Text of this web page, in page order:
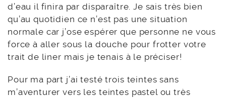
d’eau il finira par disparaître. Je sais très bien
qu’au quotidien ce n’est pas une situation
normale car j’ose espérer que personne ne vous
force à aller sous la douche pour frotter votre
trait de liner mais je tenais à le préciser!
Pour ma part j’ai testé trois teintes sans
m’aventurer vers les teintes pastel ou très